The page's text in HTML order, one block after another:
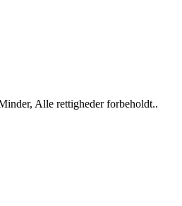
Alle rettigheder forbeholdt..